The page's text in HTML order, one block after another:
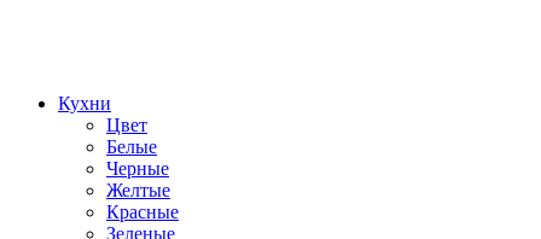
Кухни
Цвет
Белые
Черные
Желтые
Красные
Зеленые